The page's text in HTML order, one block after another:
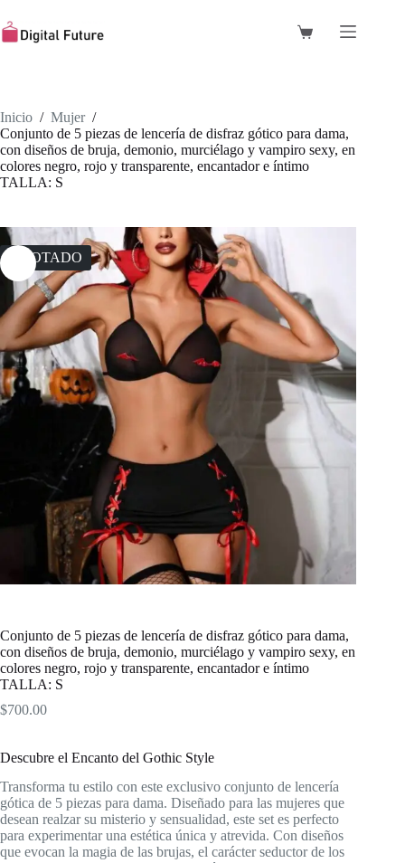
al
contenido
Carro
Inicio / Mujer /
Conjunto de 5 piezas de lencería de disfraz gótico para dama,
con diseños de bruja, demonio, murciélago y vampiro sexy, en
colores negro, rojo y transparente, encantador e íntimo
TALLA: S
AGOTADO
Conjunto de 5 piezas de lencería de disfraz gótico para dama,
con diseños de bruja, demonio, murciélago y vampiro sexy, en
colores negro, rojo y transparente, encantador e íntimo
TALLA: S
$700.00
Descubre el Encanto del Gothic Style
Transforma tu estilo con este exclusivo conjunto de lencería
gótica de 5 piezas para dama. Diseñado para las mujeres que
desean realzar su misterio y sensualidad, este set es perfecto
para experimentar una estética única y atrevida. Con diseños
que evocan la magia de las brujas, el carácter seductor de los